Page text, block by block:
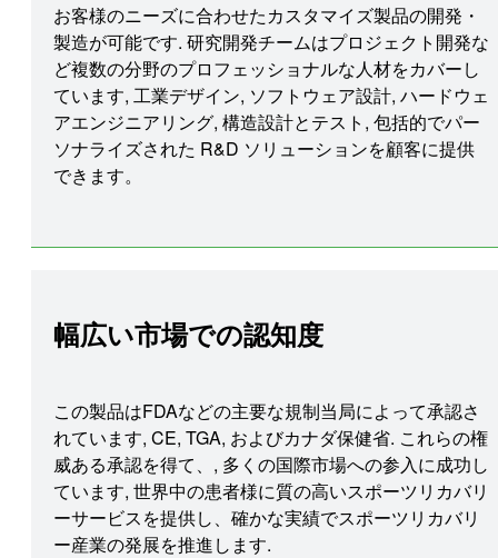
お客様のニーズに合わせたカスタマイズ製品の開発・
製造が可能です. 研究開発チームはプロジェクト開発な
ど複数の分野のプロフェッショナルな人材をカバーし
ています, 工業デザイン, ソフトウェア設計, ハードウェ
アエンジニアリング, 構造設計とテスト, 包括的でパー
ソナライズされた R&D ソリューションを顧客に提供
できます。
幅広い市場での認知度
この製品はFDAなどの主要な規制当局によって承認さ
れています, CE, TGA, およびカナダ保健省. これらの権
威ある承認を得て、, 多くの国際市場への参入に成功し
ています, 世界中の患者様に質の高いスポーツリカバリ
ーサービスを提供し、確かな実績でスポーツリカバリ
ー産業の発展を推進します.